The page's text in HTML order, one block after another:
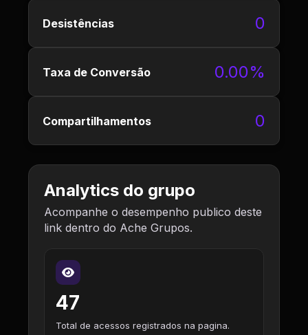
Desistências 0
Taxa de Conversão 0.00%
Compartilhamentos 0
Analytics do grupo
Acompanhe o desempenho publico deste
link dentro do Ache Grupos.
47
Total de acessos registrados na pagina.